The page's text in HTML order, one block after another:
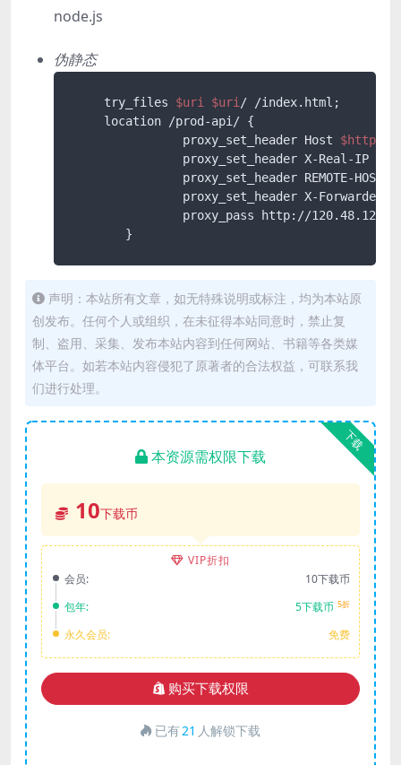
node.js
伪静态
     try_files
$uri $uri / /index.html;
     location /prod-api/ {
proxy_set_header Host
proxy_set_header X-Real-IP
		proxy_set_header REMOTE-HOST
proxy_set_header X-Forwarded-
}
声明：本站所有文章，如无特殊说明或标注，均为本站原
创发布。任何个人或组织，在未征得本站同意时，禁止复
制、盗用、采集、发布本站内容到任何网站、书籍等各类媒
体平台。如若本站内容侵犯了原著者的合法权益，可联系我
们进行处理。
下载
本资源需权限下载
10下载币
VIP折扣
会员:
10下载币
包年:
5下载币 5折
永久会员: 免费
购买下载权限
已有21 人解锁下载